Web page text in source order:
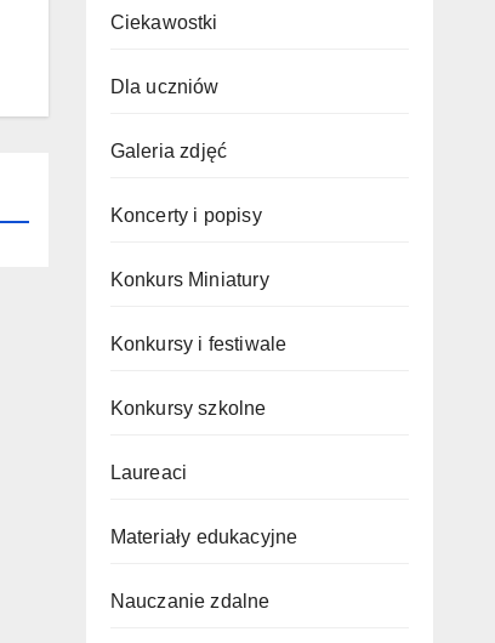
Ciekawostki
Dla uczniów
Galeria zdjęć
Koncerty i popisy
Konkurs Miniatury
Konkursy i festiwale
Konkursy szkolne
Laureaci
Materiały edukacyjne
Nauczanie zdalne